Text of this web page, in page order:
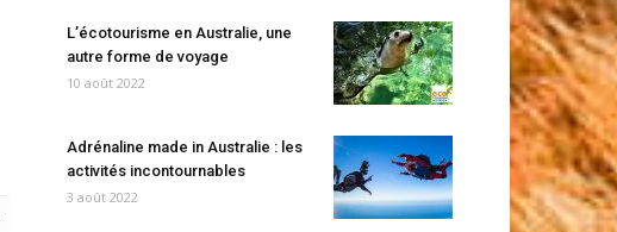
L’écotourisme en Australie, une
autre forme de voyage
10 août 2022
Adrénaline made in Australie : les
activités incontournables
3 août 2022